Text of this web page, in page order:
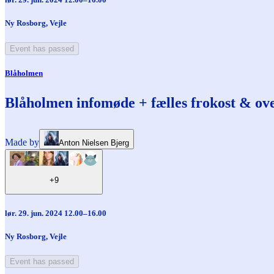
Ny Rosborg, Vejle
Event has passed
Blåholmen
Blåholmen infomøde + fælles frokost &
Made by Anton Nielsen Bjerg
+9
lør. 29. jun. 2024 12.00–16.00
Ny Rosborg, Vejle
Event has passed